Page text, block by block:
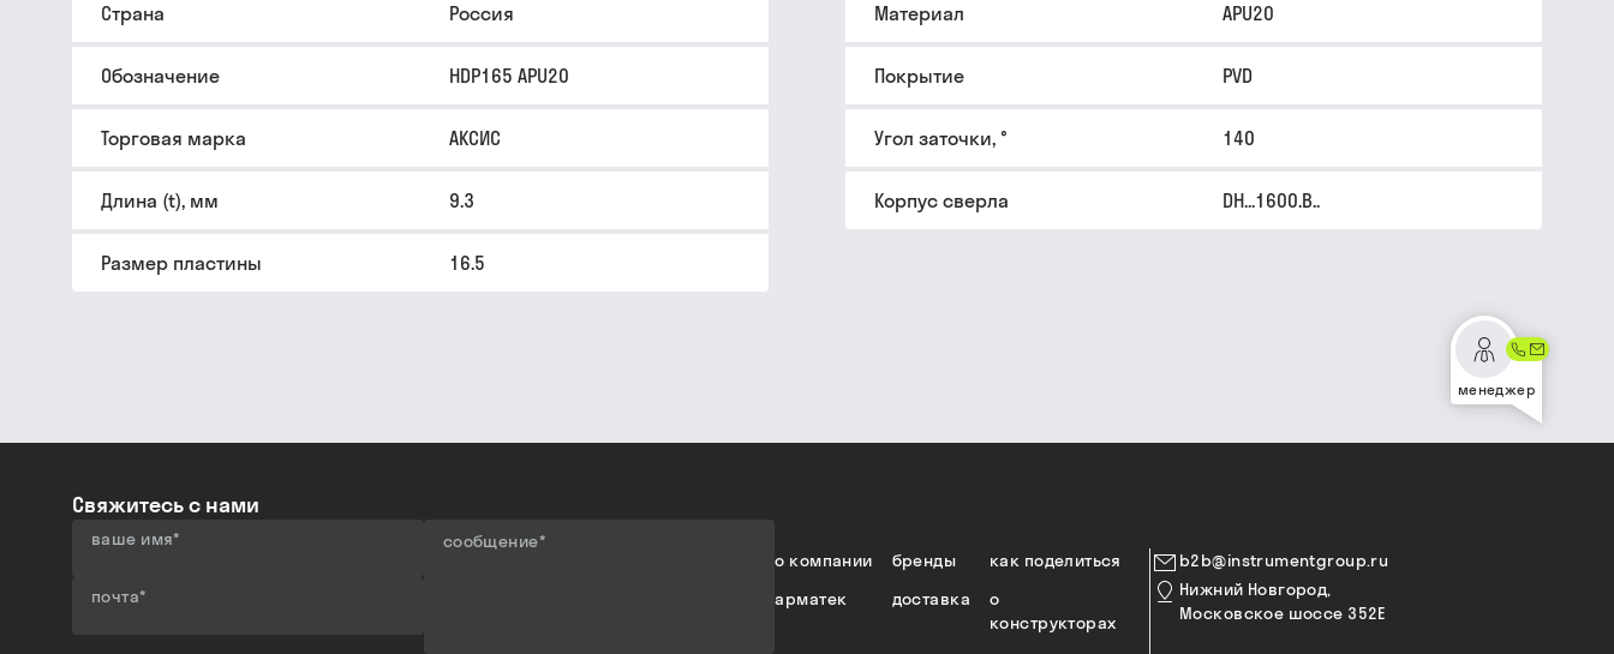
Страна Россия Материал APU20
Обозначение HDP165 APU20 Покрытие PVD
Торговая марка АКСИС Угол заточки, ° 140
Длина (t), мм 9.3 Корпус сверла DH...1600.B..
Размер пластины 16.5
менеджер
Свяжитесь с нами
ваше имя*
почта*
сообщение*
как поделиться
бренды
о компании
о
конструкторах
доставка
арматек
b2b@instrumentgroup.ru
Нижний Новгород,
Московское шоссе 352Е